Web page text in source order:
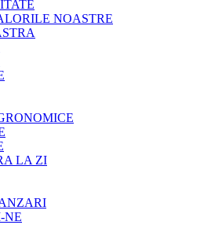
NOASTRE
LA ZI
NE